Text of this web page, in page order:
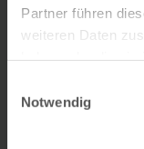
Partner führen
weiteren Daten
Notwendig